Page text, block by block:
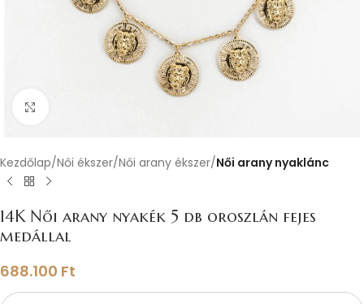
Kezdőlap Női ékszer Női arany ékszer Női arany nyaklánc
14K Női arany nyakék 5 db oroszlán fejes
medállal
688.100 Ft